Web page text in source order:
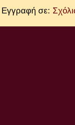
Εγγραφή σε: